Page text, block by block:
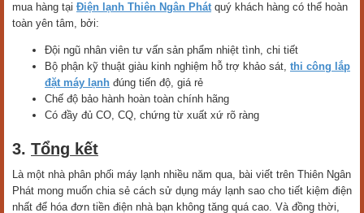
mua hàng tại Điện lạnh Thiên Ngân Phátquý khách hàng có thể hoàn
toàn yên tâm, bởi:
Đội ngũ nhân viên tư vấn sản phẩm nhiệt tình, chi tiết
Bộ phận kỹ thuật giàu kinh nghiệm hỗ trợ khảo sát, thi công lắp
đặt máy lạnh đúng tiến độ, giá rẻ
Chế độ bảo hành hoàn toàn chính hãng
Có đầy đủ CO, CQ, chứng từ xuất xứ rõ ràng
3. Tổng kết
Là một nhà phân phối máy lạnh nhiều năm qua, bài viết trên Thiên Ngân
Phát mong muốn chia sẻ cách sử dụng máy lạnh sao cho tiết kiệm điện
nhất để hóa đơn tiền điện nhà bạn không tăng quá cao. Và đồng thời,